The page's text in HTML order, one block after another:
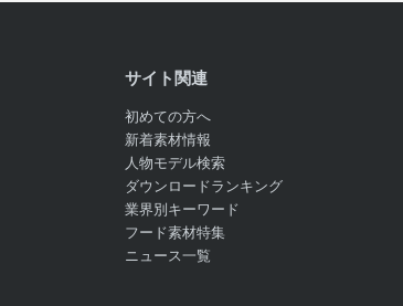
サイト関連
初めての方へ
新着素材情報
人物モデル検索
ダウンロードランキング
業界別キーワード
フード素材特集
ニュース一覧